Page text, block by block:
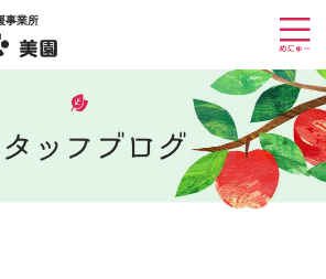
事業所
ッフブログ